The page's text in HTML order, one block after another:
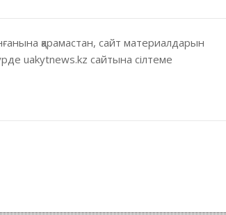
қарамастан, сайт материалдарын
uakytnews.kz сайтына сілтеме